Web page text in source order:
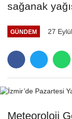
sağanak
GÜNDEM 27
Meteoroloji